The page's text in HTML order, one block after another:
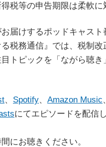
税等の申告期限は柔軟に
届けするポッドキャスト
る税務通信』では、税制改
トピックを「ながら聴き
、 Spotify、 Amazon Music、
にてエピソードを配信
にお聴きください。